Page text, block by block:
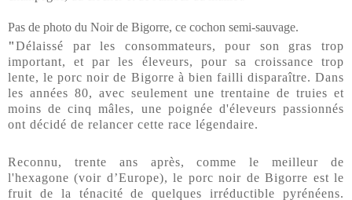
Pas de photo du Noir de Bigorre, ce cochon semi-sauvage.
"Délaissé par les consommateurs, pour son gras trop
important, et par les éleveurs, pour sa croissance trop
lente, le porc noir de Bigorre à bien failli disparaître. Dans
les années 80, avec seulement une trentaine de truies et
moins de cinq mâles, une poignée d'éleveurs passionnés
ont décidé de relancer cette race légendaire.
Reconnu, trente ans après, comme le meilleur de
l'hexagone (voir d’Europe), le porc noir de Bigorre est le
fruit de la ténacité de quelques irréductible pyrénéens.